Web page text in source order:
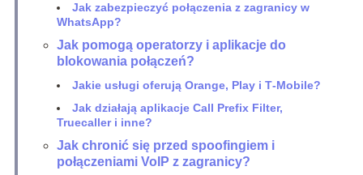
Jak zabezpieczyć połączenia z zagranicy w
WhatsApp?
Jak pomogą operatorzy i aplikacje do
blokowania połączeń?
Jakie usługi oferują Orange, Play i T‑Mobile?
Jak działają aplikacje Call Prefix Filter,
Truecaller i inne?
Jak chronić się przed spoofingiem i
połączeniami VoIP z zagranicy?